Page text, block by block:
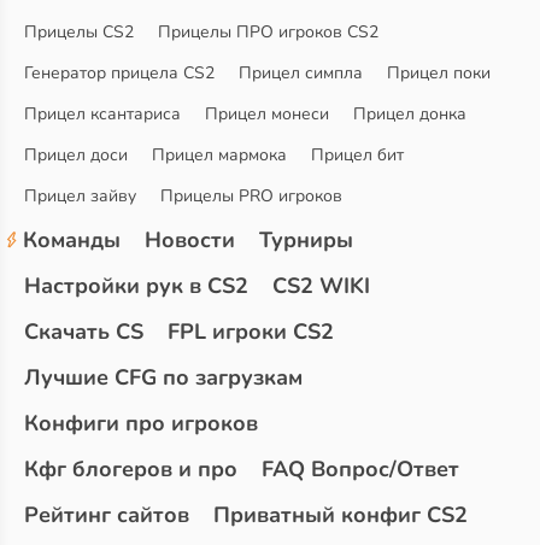
Прицелы CS2
Прицелы ПРО игроков CS2
Генератор прицела CS2
Прицел симпла
Прицел поки
Прицел ксантариса
Прицел монеси
Прицел донка
Прицел доси
Прицел мармока
Прицел бит
Прицел зайву
Прицелы PRO игроков
Команды Новости
Турниры
Настройки рук в CS2
CS2 WIKI
Скачать CS
FPL игроки CS2
Лучшие CFG по загрузкам
Конфиги про игроков
Кфг блогеров и про
FAQ Вопрос/Ответ
Рейтинг сайтов
Приватный конфиг CS2